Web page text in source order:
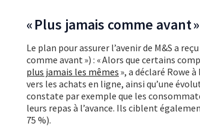
« Plus jamais comme avant »
Le plan pour assurer l’avenir de M&S a
comme avant ») : « Alors que certains
plus jamais les mêmes », a déclaré Rowe
vers les achats en ligne, ainsi qu’une
constate par exemple que les
leurs repas à l’avance. Ils ciblent
75 %).